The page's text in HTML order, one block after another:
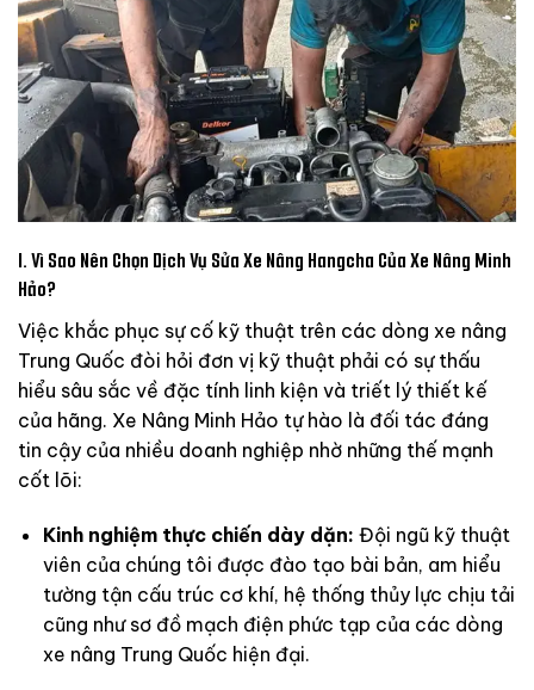
I. Vì Sao Nên Chọn Dịch Vụ Sửa Xe Nâng Hangcha Của Xe Nâng Minh
Hảo?
Việc khắc phục sự cố kỹ thuật trên các dòng xe nâng
Trung Quốc đòi hỏi đơn vị kỹ thuật phải có sự thấu
hiểu sâu sắc về đặc tính linh kiện và triết lý thiết kế
của hãng. Xe Nâng Minh Hảo tự hào là đối tác đáng
tin cậy của nhiều doanh nghiệp nhờ những thế mạnh
cốt lõi:
Kinh nghiệm thực chiến dày dặn: Đội ngũ kỹ thuật
viên của chúng tôi được đào tạo bài bản, am hiểu
tường tận cấu trúc cơ khí, hệ thống thủy lực chịu tải
cũng như sơ đồ mạch điện phức tạp của các dòng
xe nâng Trung Quốc hiện đại.